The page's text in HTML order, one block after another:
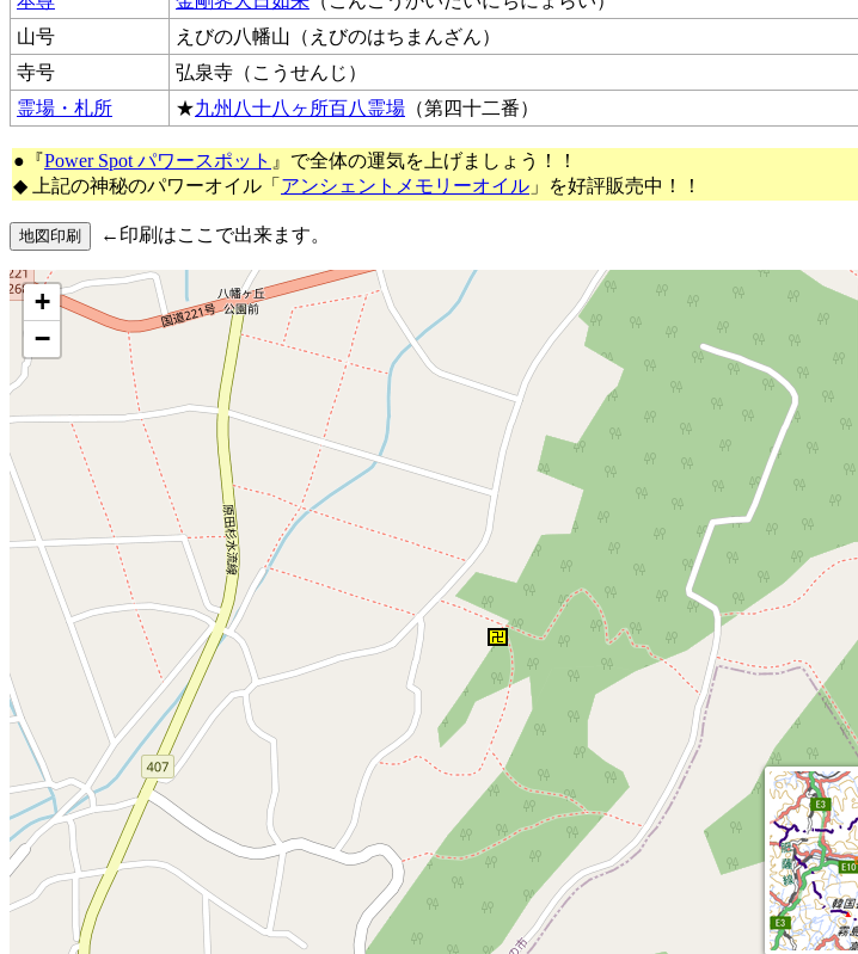
山号
えびの八幡山（えびのはちまんざん）
寺号
弘泉寺（こうせんじ）
霊場・札所
★九州八十八ヶ所百八霊場 （第四十二番）
●『Power Spot パワースポット 』で全体の運気を上げましょう！！
◆ 上記の神秘のパワーオイル「 アンシェントメモリーオイル 」を好評販売中！！
←印刷はここで出来ます。
+
−